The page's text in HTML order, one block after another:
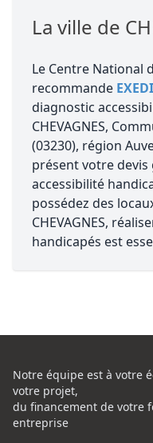
La ville de
Le Centre National
recommande
diagnostic
CHEVAGNES,
(03230), région
présent votre
accessibilité
possédez des
CHEVAGNES,
handicapés est
Notre équipe est à votre
votre projet,
du financement de votre
entreprise